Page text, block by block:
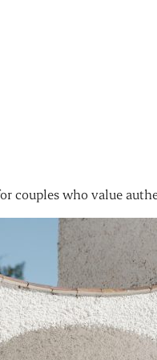
who value